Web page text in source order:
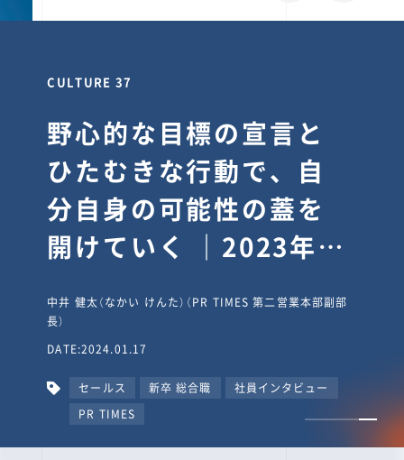
CULTURE 37
野心的な目標の宣言と
ひたむきな行動で、自
分自身の可能性の蓋を
開けていく ｜2023年度
タビュー #PR
TIMESな人たち
中井 健太（なかい けんた）（PR TIMES 第二営業本部副部
長）
DATE:2024.01.17
セールス 新卒 総合職
社員インタビュー
PR TIMES